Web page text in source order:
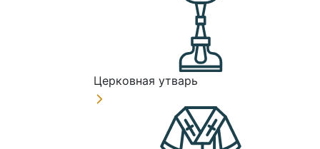
Церковная утварь